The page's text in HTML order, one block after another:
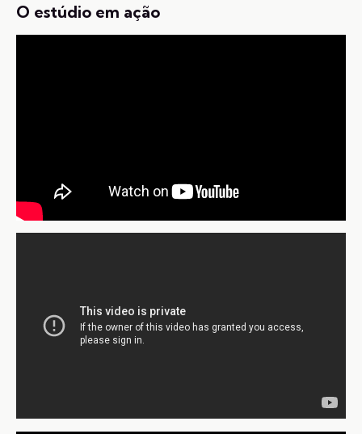
O estúdio em ação